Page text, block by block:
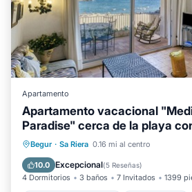
Apartamento
Apartamento vacacional
Paradise" cerca de la playa
Begur · Sa Riera 0.16 mi al centro
10.0 Excepcional(5 Reseñas)
4 Dormitorios 3 baños 7 Invitados 1399
Chimenea/Calefacción
Vistas
Se admiten